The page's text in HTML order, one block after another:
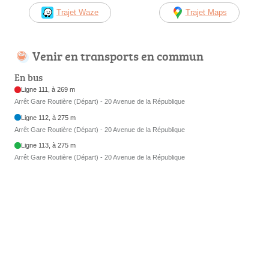
Trajet Waze Trajet Maps
Venir en transports en commun
En bus
Ligne 111, à 269 m
Arrêt Gare Routière (Départ) - 20 Avenue de la République
Ligne 112, à 275 m
Arrêt Gare Routière (Départ) - 20 Avenue de la République
Ligne 113, à 275 m
Arrêt Gare Routière (Départ) - 20 Avenue de la République